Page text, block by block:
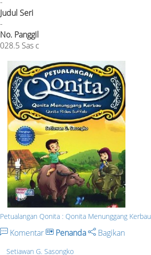
Judul Seri
-
No. Panggil
028.5 Sas c
Petualangan Qonita : Qonita Menunggang Kerbau
Komentar Penanda Bagikan
Setiawan G. Sasongko